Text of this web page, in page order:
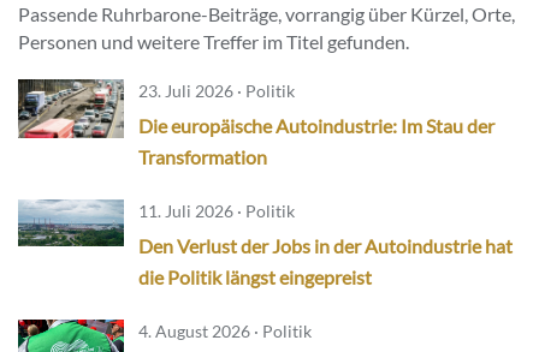
Passende Ruhrbarone-Beiträge, vorrangig über Kürzel, Orte,
Personen und weitere Treffer im Titel gefunden.
23. Juli 2026 · Politik
Die europäische Autoindustrie: Im Stau der
Transformation
11. Juli 2026 · Politik
Den Verlust der Jobs in der Autoindustrie hat
die Politik längst eingepreist
4. August 2026 · Politik